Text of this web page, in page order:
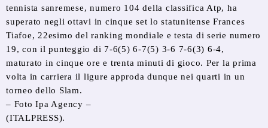
tennista sanremese, numero 104 della classifica Atp, ha
superato negli ottavi in cinque set lo statunitense Frances
Tiafoe, 22esimo del ranking mondiale e testa di serie numero
19, con il punteggio di 7-6(5) 6-7(5) 3-6 7-6(3) 6-4,
maturato in cinque ore e trenta minuti di gioco. Per la prima
volta in carriera il ligure approda dunque nei quarti in un
torneo dello Slam.
– Foto Ipa Agency –
(ITALPRESS).